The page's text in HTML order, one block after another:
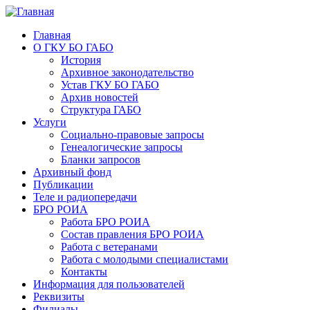
Главная
О ГКУ БО ГАБО
История
Архивное законодательство
Устав ГКУ БО ГАБО
Архив новостей
Структура ГАБО
Услуги
Социально-правовые запросы
Генеалогические запросы
Бланки запросов
Архивный фонд
Публикации
Теле и радиопередачи
БРО РОИА
Работа БРО РОИА
Состав правления БРО РОИА
Работа с ветеранами
Работа с молодыми специалистами
Контакты
Информация для пользователей
Реквизиты